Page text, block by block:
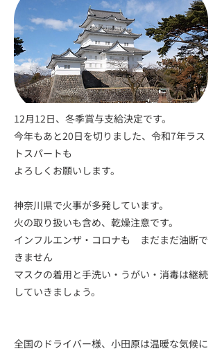
12月12日、冬季賞与支給決定です。
今年もあと20日を切りました、令和7年ラス
トスパートも
よろしくお願いします。
神奈川県で火事が多発しています。
火の取り扱いも含め、乾燥注意です。
インフルエンザ・コロナも まだまだ油断で
きません
マスクの着用と手洗い・うがい・消毒は継続
していきましょう。
全国のドライバー様、小田原は温暖な気候に